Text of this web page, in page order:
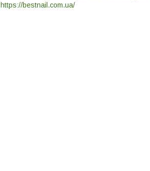
https://bestnail.com.ua/